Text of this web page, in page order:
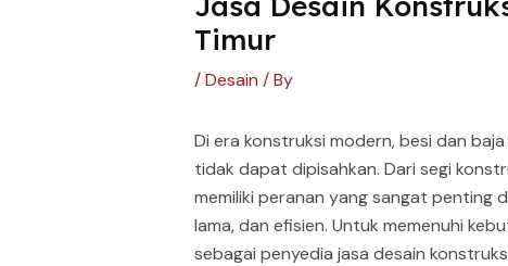
Timur
/Desain / By
Di era konstruksi modern, besi dan
tidak dapat dipisahkan. Dari segi
memiliki peranan yang sangat penting
lama, dan efisien. Untuk memenuhi
sebagai penyedia jasa desain